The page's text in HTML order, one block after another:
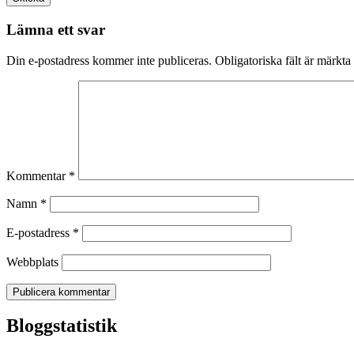
Lämna ett svar
Din e-postadress kommer inte publiceras. Obligatoriska fält är märkta
Kommentar *
Namn *
E-postadress *
Webbplats
Bloggstatistik